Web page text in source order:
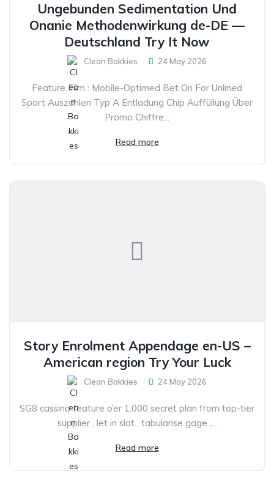
Ungebunden Sedimentation Und
Onanie Methodenwirkung de-DE —
Deutschland Try It Now
Clean Bakkies 24 May 2026
Feature Film : Mobile-Optimed Bet On For Unlined
Sport Auszahlen Typ A Entladung Chip Auffüllung Über
Promo Chiffre...
Read more
Story Enrolment Appendage en-US –
American region Try Your Luck
Clean Bakkies 24 May 2026
SG8 cassino feature o’er 1,000 secret plan from top-tier
supplier , let in slot , tabularise gage ,...
Read more